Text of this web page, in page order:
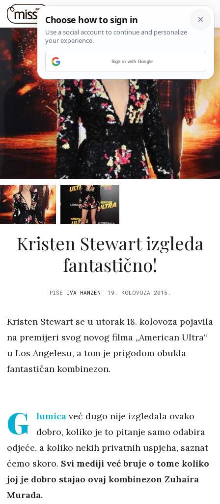
Kristen Stewart izgleda
fantastično!
PIŠE IVA HANZEN 19. KOLOVOZA 2015.
Kristen Stewart se u utorak 18. kolovoza pojavila
na premijeri svog novog filma „American Ultra“
u Los Angelesu, a tom je prigodom obukla
fantastičan kombinezon.
G lumica već dugo nije izgledala ovako
dobro, koliko je to pitanje samo odabira
odjeće, a koliko nekih privatnih uspjeha, saznat
ćemo skoro. Svi mediji već bruje o tome koliko
joj je dobro stajao ovaj kombinezon Zuhaira
Murada.
Sign in with Google